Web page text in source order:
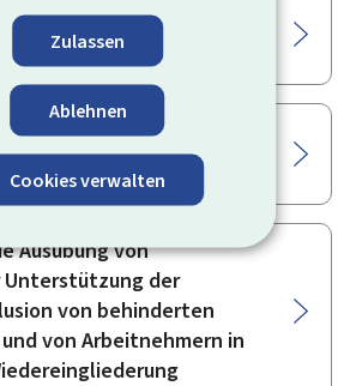
Zulassen
Ablehnen
Cookies verwalten
–
Liste der zugelassenen
Ausübung von
der
von behinderten
von Arbeitnehmern in